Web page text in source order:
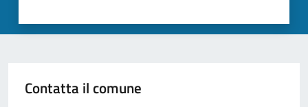
Contatta il comune